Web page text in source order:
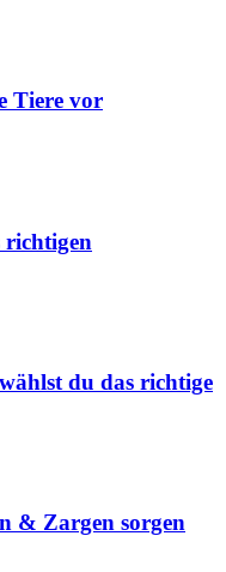
Tiere vor
richtigen
du das richtige
& Zargen sorgen